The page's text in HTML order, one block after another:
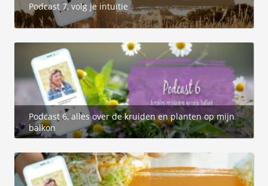
Podcast 7, volg je intuïtie
Podcast 6, alles over de kruiden en planten op mijn
balkon